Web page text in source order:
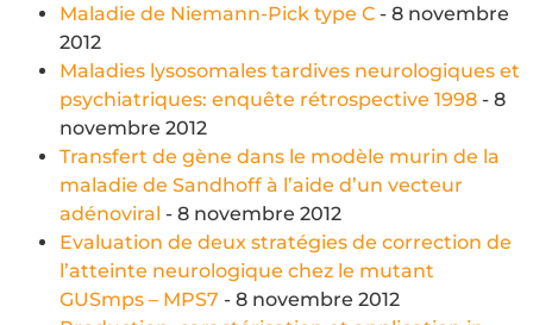
Maladie de Niemann-Pick type C - 8 novembre
2012
Maladies lysosomales tardives neurologiques et
psychiatriques: enquête rétrospective 1998 - 8
novembre 2012
Transfert de gène dans le modèle murin de la
maladie de Sandhoff à l’aide d’un vecteur
adénoviral - 8 novembre 2012
Evaluation de deux stratégies de correction de
l’atteinte neurologique chez le mutant
GUSmps – MPS7 - 8 novembre 2012